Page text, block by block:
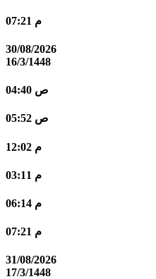
07:21 م
30/08/2026
16/3/1448
04:40 ص
05:52 ص
12:02 م
03:11 م
06:14 م
07:21 م
31/08/2026
17/3/1448